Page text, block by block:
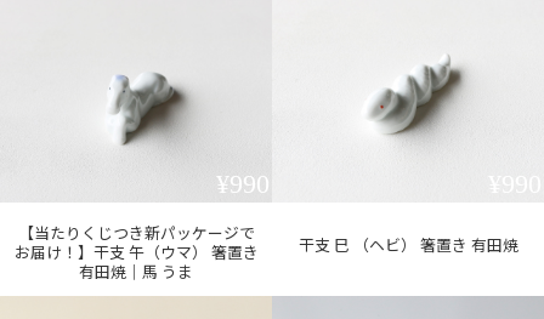
【当たりくじつき新パッケージで
お届け！】干支 午（ウマ） 箸置き
有田焼｜馬 うま
¥990
干支 巳 （ヘビ） 箸置き 有田焼
¥990